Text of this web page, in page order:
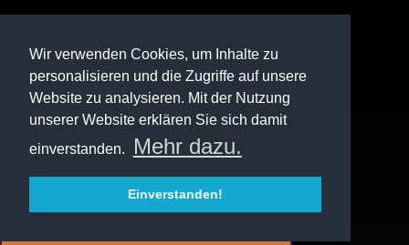
Wir verwenden Cookies, um Inhalte zu
personalisieren und die Zugriffe auf unsere
Website zu analysieren. Mit der Nutzung
unserer Website erklären Sie sich damit
einverstanden.
Mehr dazu.
Einverstanden!